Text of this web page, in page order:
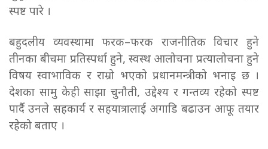
स्पष्ट पारे ।
बहुदलीय व्यवस्थामा फरक–फरक राजनीतिक विचार हुने
तीनका बीचमा प्रतिस्पर्धा हुने, स्वस्थ आलोचना प्रत्यालोचना हुने
विषय स्वाभाविक र राम्रो भएको प्रधानमन्त्रीको भनाइ छ ।
देशका सामु केही साझा चुनौती, उद्देश्य र गन्तव्य रहेको स्पष्ट
पार्दै उनले सहकार्य र सहयात्रालाई अगाडि बढाउन आफू तयार
रहेको बताए ।